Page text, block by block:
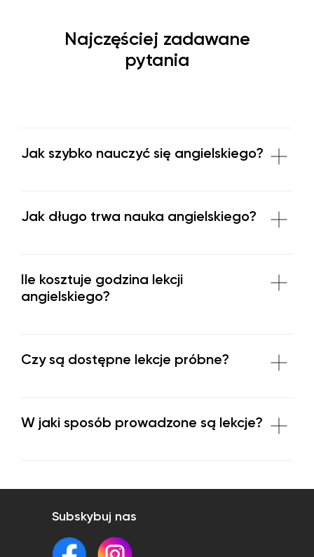
Najczęściej zadawane
pytania
Jak szybko nauczyć się angielskiego?
Jak długo trwa nauka angielskiego?
Ile kosztuje godzina lekcji
angielskiego?
Czy są dostępne lekcje próbne?
W jaki sposób prowadzone są lekcje?
Subskybuj nas